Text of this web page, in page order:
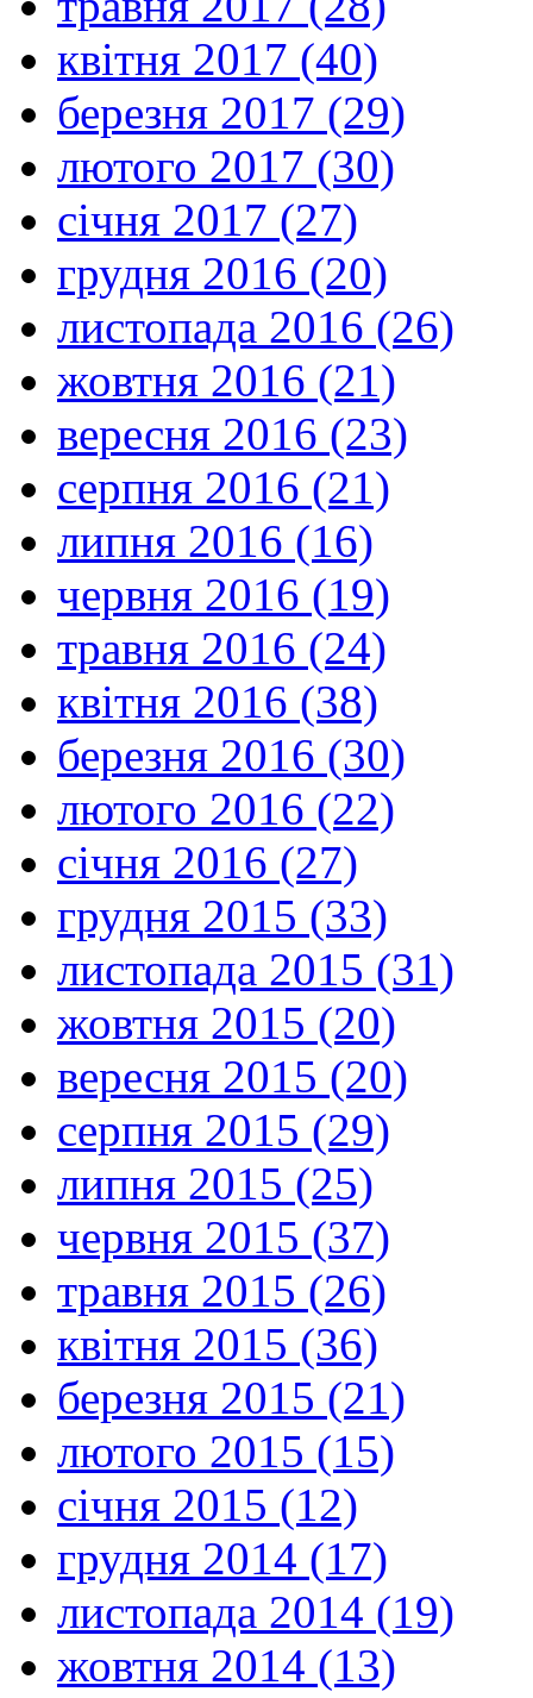
квітня 2017 (40)
березня 2017 (29)
лютого 2017 (30)
січня 2017 (27)
грудня 2016 (20)
листопада 2016 (26)
жовтня 2016 (21)
вересня 2016 (23)
серпня 2016 (21)
липня 2016 (16)
червня 2016 (19)
травня 2016 (24)
квітня 2016 (38)
березня 2016 (30)
лютого 2016 (22)
січня 2016 (27)
грудня 2015 (33)
листопада 2015 (31)
жовтня 2015 (20)
вересня 2015 (20)
серпня 2015 (29)
липня 2015 (25)
червня 2015 (37)
травня 2015 (26)
квітня 2015 (36)
березня 2015 (21)
лютого 2015 (15)
січня 2015 (12)
грудня 2014 (17)
листопада 2014 (19)
жовтня 2014 (13)